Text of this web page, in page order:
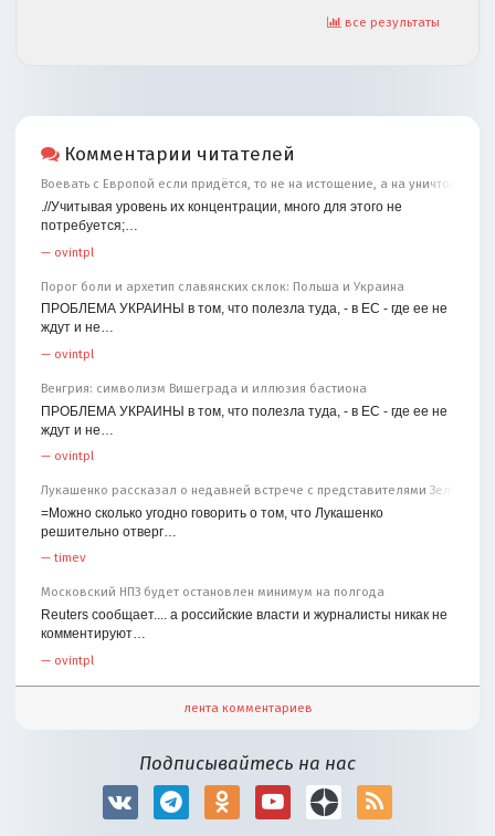
все результаты
Комментарии читателей
Воевать с Европой если придётся, то не на истощение, а на уничтожение
.//Учитывая уровень их концентрации, много для этого не
потребуется;…
— ovintpl
Порог боли и архетип славянских склок: Польша и Украина
ПРОБЛЕМА УКРАИНЫ в том, что полезла туда, - в ЕС - где ее не
ждут и не…
— ovintpl
Венгрия: символизм Вишеграда и иллюзия бастиона
ПРОБЛЕМА УКРАИНЫ в том, что полезла туда, - в ЕС - где ее не
ждут и не…
— ovintpl
Лукашенко рассказал о недавней встрече с представителями
=Можно сколько угодно говорить о том, что Лукашенко
решительно отверг…
—timev
Московский НПЗ будет остановлен минимум на полгода
Reuters сообщает.... а российские власти и журналисты никак не
комментируют…
— ovintpl
лента комментариев
Подписывайтесь на нас